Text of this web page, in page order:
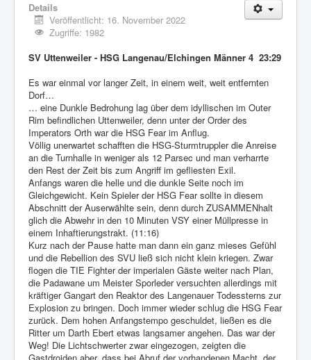
Details
Veröffentlicht: 16. November 2022
Zugriffe: 1982
SV Uttenweiler - HSG Langenau/Elchingen Männer 4 23:29
Es war einmal vor langer Zeit, in einem weit, weit entfernten
Dorf…
… eine Dunkle Bedrohung lag über dem idyllischen im Outer
Rim befindlichen Uttenweiler, denn unter der Order des
Imperators Orth war die HSG Fear im Anflug.
Völlig unerwartet schafften die HSG-Sturmtruppler die Anreise
an die Turnhalle in weniger als 12 Parsec und man verharrte
den Rest der Zeit bis zum Angriff im gefliesten Exil.
Anfangs waren die helle und die dunkle Seite noch im
Gleichgewicht. Kein Spieler der HSG Fear sollte in diesem
Abschnitt der Auserwählte sein, denn durch ZUSAMMENhalt
glich die Abwehr in den 10 Minuten VSY einer Müllpresse in
einem Inhaftierungstrakt. (11:16)
Kurz nach der Pause hatte man dann ein ganz mieses Gefühl
und die Rebellion des SVU ließ sich nicht klein kriegen. Zwar
flogen die TIE Fighter der imperialen Gäste weiter nach Plan,
die Padawane um Meister Sporleder versuchten allerdings mit
kräftiger Gangart den Reaktor des Langenauer Todessterns zur
Explosion zu bringen. Doch immer wieder schlug die HSG Fear
zurück. Dem hohen Anfangstempo geschuldet, ließen es die
Ritter um Darth Ebert etwas langsamer angehen. Das war der
Weg! Die Lichtschwerter zwar eingezogen, zeigten die